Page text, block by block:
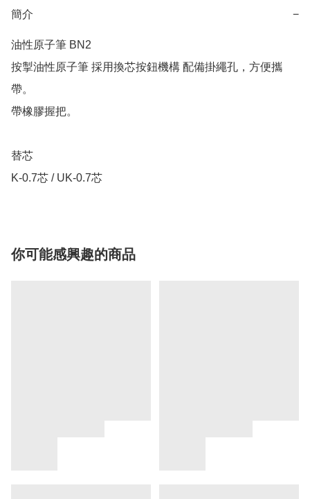
簡介 −
油性原子筆 BN2
按掣油性原子筆 採用換芯按鈕機構 配備掛繩孔，方便攜
帶。
帶橡膠握把。
替芯
K-0.7芯 / UK-0.7芯
你可能感興趣的商品